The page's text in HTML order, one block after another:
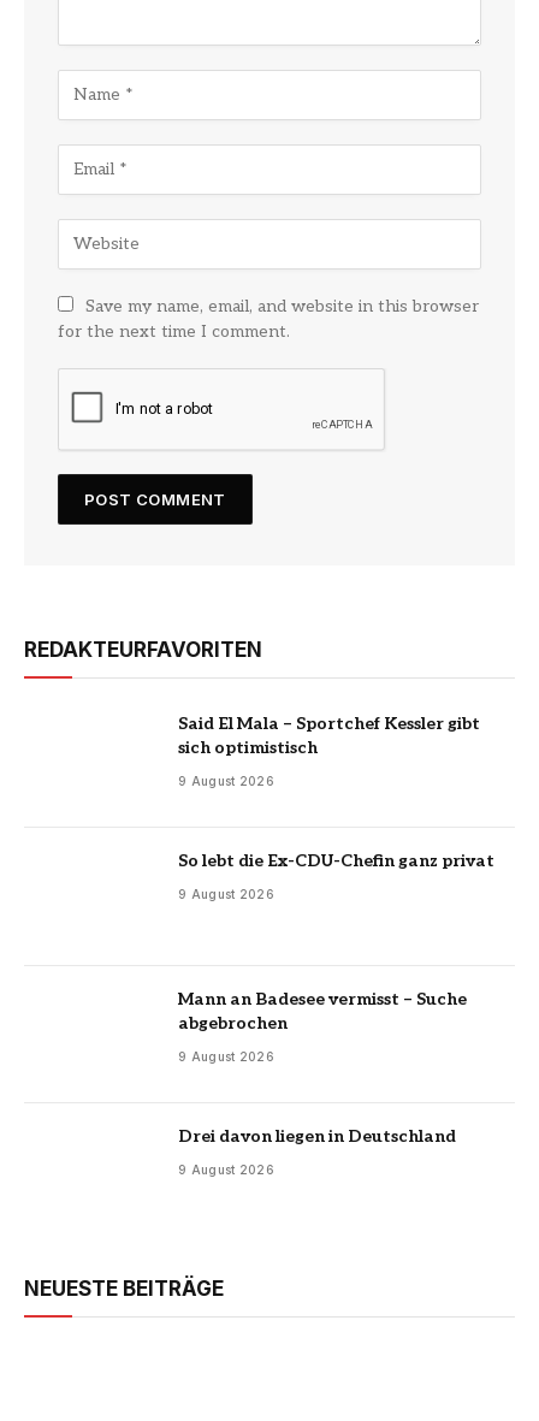
Save my name, email, and website in this browser
for the next time I comment.
REDAKTEURFAVORITEN
Said El Mala – Sportchef Kessler gibt
sich optimistisch
9 August 2026
So lebt die Ex-CDU-Chefin ganz privat
9 August 2026
Mann an Badesee vermisst – Suche
abgebrochen
9 August 2026
Drei davon liegen in Deutschland
9 August 2026
NEUESTE BEITRÄGE